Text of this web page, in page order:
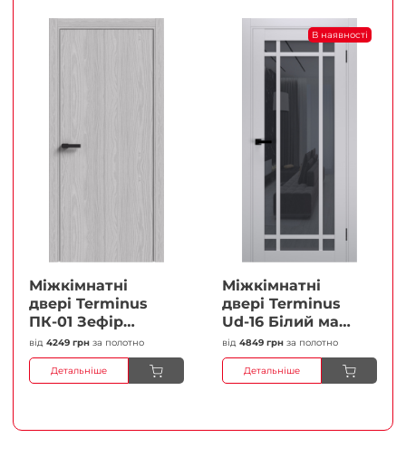
Міжкімнатні
двері Terminus
ПК-01 Зефір
Глухі Плівка
від 4249 грн за полотно
Детальніше
В наявності
Міжкімнатні
двері Terminus
Ud-16 Білий мат
(Термінус) Сатин
білий Плівка
від 4849 грн за полотно
Детальніше